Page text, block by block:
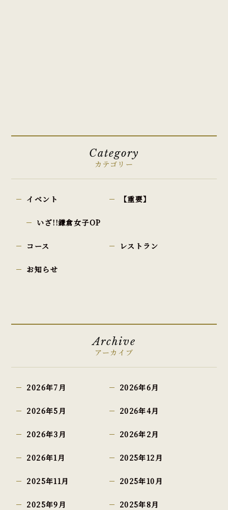
Category
カテゴリー
イベント
いざ!!鎌倉女子OP
【重要】
コース レストラン
お知らせ
Archive
アーカイブ
2026年7月 2026年6月
2026年5月 2026年4月
2026年3月 2026年2月
2026年1月 2025年12月
2025年11月 2025年10月
2025年9月 2025年8月